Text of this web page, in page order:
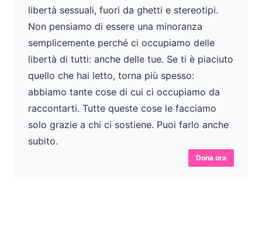
libertà sessuali, fuori da ghetti e stereotipi.
Non pensiamo di essere una minoranza
semplicemente perché ci occupiamo delle
libertà di tutti: anche delle tue. Se ti è piaciuto
quello che hai letto, torna più spesso:
abbiamo tante cose di cui ci occupiamo da
raccontarti. Tutte queste cose le facciamo
solo grazie a chi ci sostiene. Puoi farlo anche
subito.
Dona ora